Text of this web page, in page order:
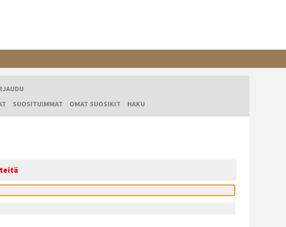
SUOSITUIMMAT OMAT SUOSIKIT HAKU